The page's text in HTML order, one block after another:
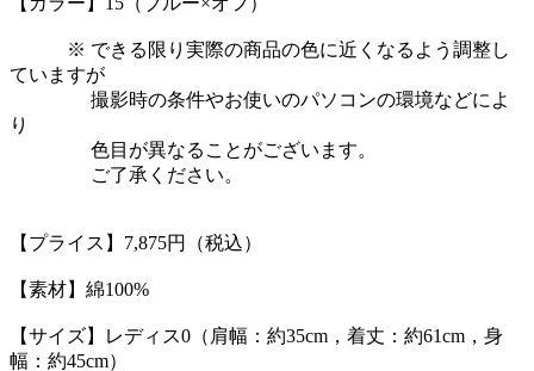
※ できる限り実際の商品の色に近くなるよう調整し
ていますが
撮影時の条件やお使いのパソコンの環境などによ
り
色目が異なることがございます。
ご了承ください。
【プライス】7,875円（税込）
【素材】綿100%
【サイズ】レディス0（肩幅：約35cm，着丈：約61cm，身
幅：約45cm）